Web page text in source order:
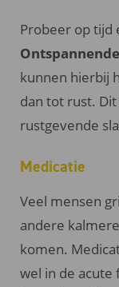
Probeer op tijd
kunnen hierbij
dan tot rust.
rustgevende
Medicatie
Veel mensen
andere
komen.
wel in de acute